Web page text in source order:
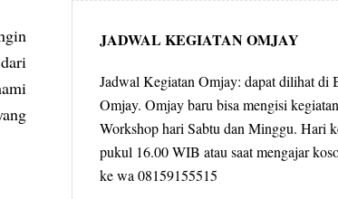
JADWAL KEGIATAN OMJAY
Jadwal Kegiatan Omjay: dapat dilihat di
Omjay. Omjay baru bisa mengisi
Workshop hari Sabtu dan Minggu. Hari
pukul 16.00 WIB atau saat mengajar
ke wa 08159155515